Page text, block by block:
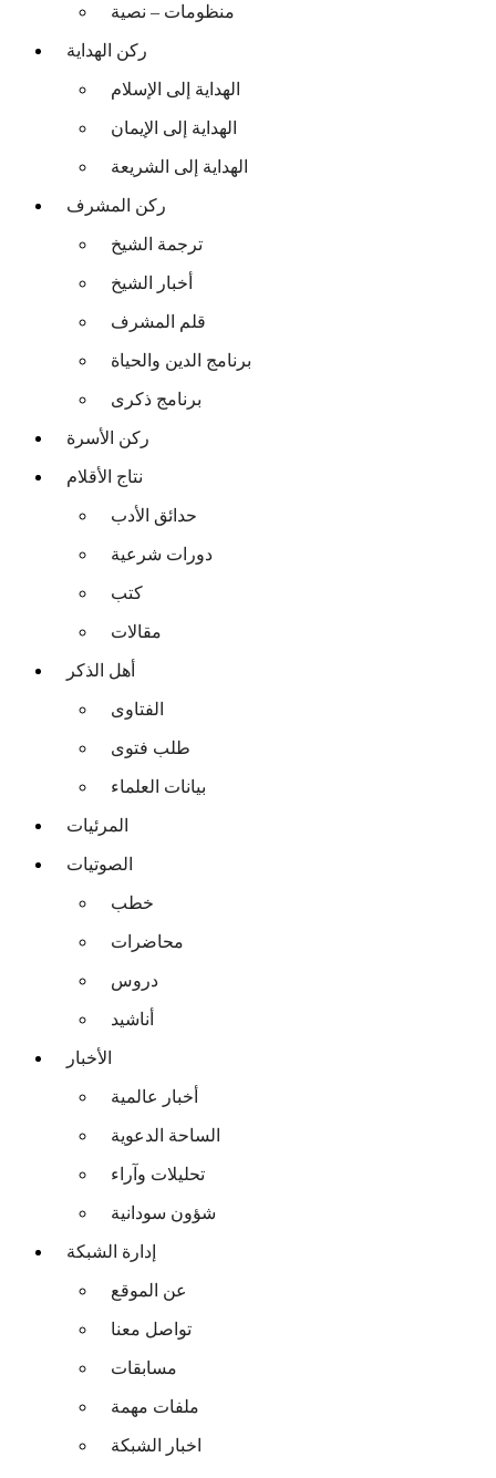
منظومات – نصية
ركن الهداية
الهداية إلى الإسلام
الهداية إلى الإيمان
الهداية إلى الشريعة
ركن المشرف
ترجمة الشيخ
أخبار الشيخ
قلم المشرف
برنامج الدين والحياة
برنامج ذكرى
ركن الأسرة
نتاج الأقلام
حدائق الأدب
دورات شرعية
كتب
مقالات
أهل الذكر
الفتاوى
طلب فتوى
بيانات العلماء
المرئيات
الصوتيات
خطب
محاضرات
دروس
أناشيد
الأخبار
أخبار عالمية
الساحة الدعوية
تحليلات وآراء
شؤون سودانية
إدارة الشبكة
عن الموقع
تواصل معنا
مسابقات
ملفات مهمة
اخبار الشبكة